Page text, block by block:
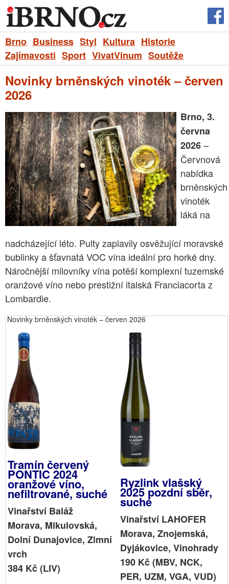
Brno Business Styl Kultura Historie
Zajímavosti Sport VivatVinum Soutěže
Novinky brněnských vinoték – červen
2026
Brno, 3.
června
2026–
Červnová
nabídka
brněnských
vinoték
láká na
nadcházející léto. Pulty zaplavily osvěžující moravské
bublinky a šťavnatá VOC vína ideální pro horké dny.
Náročnější milovníky vína potěší komplexní tuzemské
oranžové víno nebo prestižní italská Franciacorta z
Lombardie.
Novinky brněnských vinoték – červen 2026
Tramín červený
PONTIC 2024
oranžové víno,
nefiltrované, suché
Vinařství Baláž
Morava, Mikulovská,
Dolní Dunajovice, Zimní
vrch
384 Kč (LIV)
Ryzlink vlašský
2025 pozdní sběr,
suché
Vinařství LAHOFER
Morava, Znojemská,
Dyjákovice, Vinohrady
190 Kč (MBV, NCK,
PER, UZM, VGA, VUD)